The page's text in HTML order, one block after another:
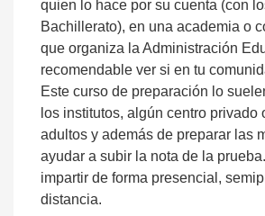
quien lo hace por su cuenta (con
Bachillerato), en una academia o
que organiza la Administración
recomendable ver si en tu
Este curso de preparación lo
los institutos, algún centro privado
adultos y además de preparar las
ayudar a subir la nota de la
impartir de forma presencial,
distancia.